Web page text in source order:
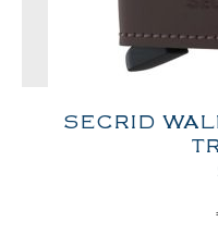
SECRID